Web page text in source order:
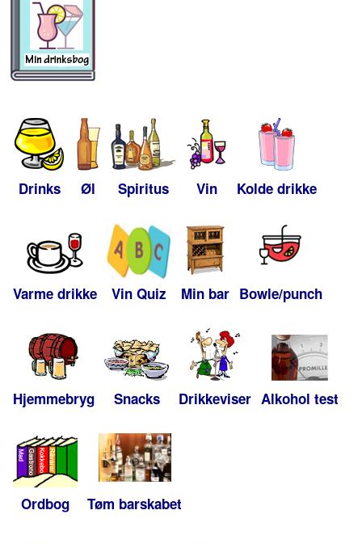
Drinks Øl Spiritus Vin Kolde drikke
Varme drikke Vin Quiz Min bar Bowle/punch
Hjemmebryg Snacks Drikkeviser Alkohol test
Ordbog Tøm barskabet